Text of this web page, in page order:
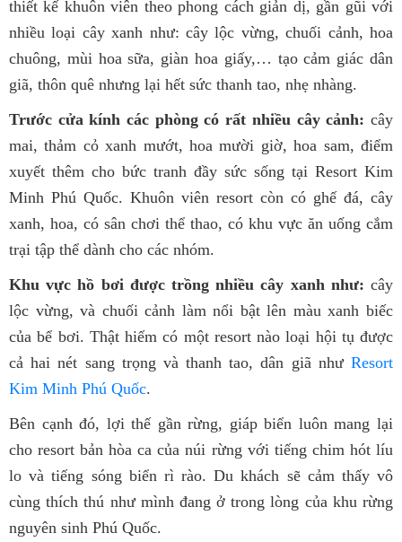
thiết kế khuôn viên theo phong cách giản dị, gần gũi với
nhiều loại cây xanh như: cây lộc vừng, chuối cảnh, hoa
chuông, mùi hoa sữa, giàn hoa giấy,… tạo cảm giác dân
giã, thôn quê nhưng lại hết sức thanh tao, nhẹ nhàng.
Trước cửa kính các phòng có rất nhiều cây cảnh: cây
mai, thảm cỏ xanh mướt, hoa mười giờ, hoa sam, điểm
xuyết thêm cho bức tranh đầy sức sống tại Resort Kim
Minh Phú Quốc. Khuôn viên resort còn có ghế đá, cây
xanh, hoa, có sân chơi thể thao, có khu vực ăn uống cắm
trại tập thể dành cho các nhóm.
Khu vực hồ bơi được trồng nhiều cây xanh như: cây
lộc vừng, và chuối cảnh làm nổi bật lên màu xanh biếc
của bể bơi. Thật hiếm có một resort nào loại hội tụ được
cả hai nét sang trọng và thanh tao, dân giã như Resort
Kim Minh Phú Quốc.
Bên cạnh đó, lợi thế gần rừng, giáp biển luôn mang lại
cho resort bản hòa ca của núi rừng với tiếng chim hót líu
lo và tiếng sóng biển rì rào. Du khách sẽ cảm thấy vô
cùng thích thú như mình đang ở trong lòng của khu rừng
nguyên sinh Phú Quốc.